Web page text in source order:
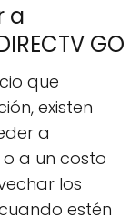
a
GO
que
existen
a
a un costo
los
estén